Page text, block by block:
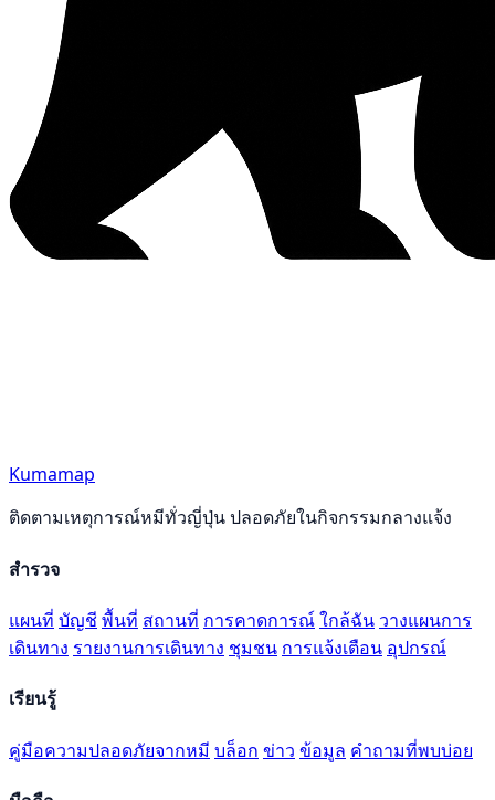
Kumamap
ติดตามเหตุการณ์หมีทั่วญี่ปุ่น ปลอดภัยในกิจกรรมกลางแจ้ง
สำรวจ
แผนที่ บัญชี พื้นที่ สถานที่ การคาดการณ์ใกล้ฉัน วางแผนการ
เดินทาง รายงานการเดินทาง ชุมชน การแจ้งเตือน อุปกรณ์
เรียนรู้
คู่มือความปลอดภัยจากหมี บล็อก ข่าว ข้อมูล คำถามที่พบบ่อย